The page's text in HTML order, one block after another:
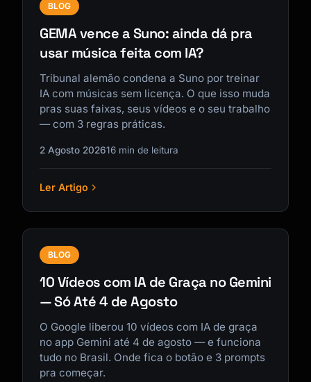
BLOG
GEMA vence a Suno: ainda dá pra
usar música feita com IA?
Tribunal alemão condena a Suno por treinar
IA com músicas sem licença. O que isso muda
pras suas faixas, seus vídeos e o seu trabalho
— com 3 regras práticas.
2 Agosto 202616 min de leitura
Ler Artigo
BLOG
10 Vídeos com IA de Graça no Gemini
— Só Até 4 de Agosto
O Google liberou 10 vídeos com IA de graça
no app Gemini até 4 de agosto — e funciona
tudo no Brasil. Onde fica o botão e 3 prompts
pra começar.